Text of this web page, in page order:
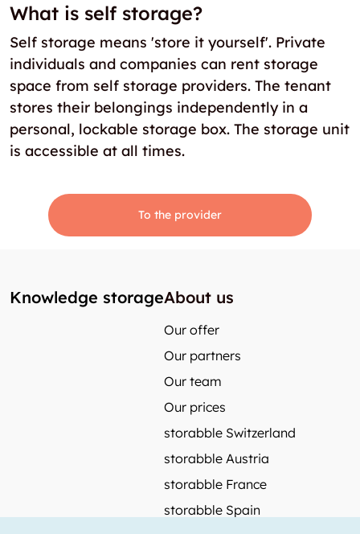
What is self storage?
Self storage means 'store it yourself'. Private
individuals and companies can rent storage
space from self storage providers. The tenant
stores their belongings independently in a
personal, lockable storage box. The storage unit
is accessible at all times.
To the provider
Knowledge storageAbout us
Our offer
Our partners
Our team
Our prices
storabble Switzerland
storabble Austria
storabble France
storabble Spain